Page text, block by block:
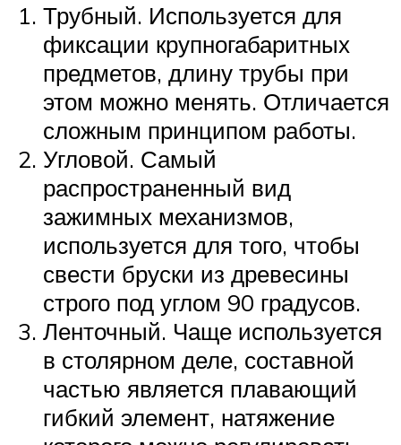
Трубный. Используется для
фиксации крупногабаритных
предметов, длину трубы при
этом можно менять. Отличается
сложным принципом работы.
Угловой. Самый
распространенный вид
зажимных механизмов,
используется для того, чтобы
свести бруски из древесины
строго под углом 90 градусов.
Ленточный. Чаще используется
в столярном деле, составной
частью является плавающий
гибкий элемент, натяжение